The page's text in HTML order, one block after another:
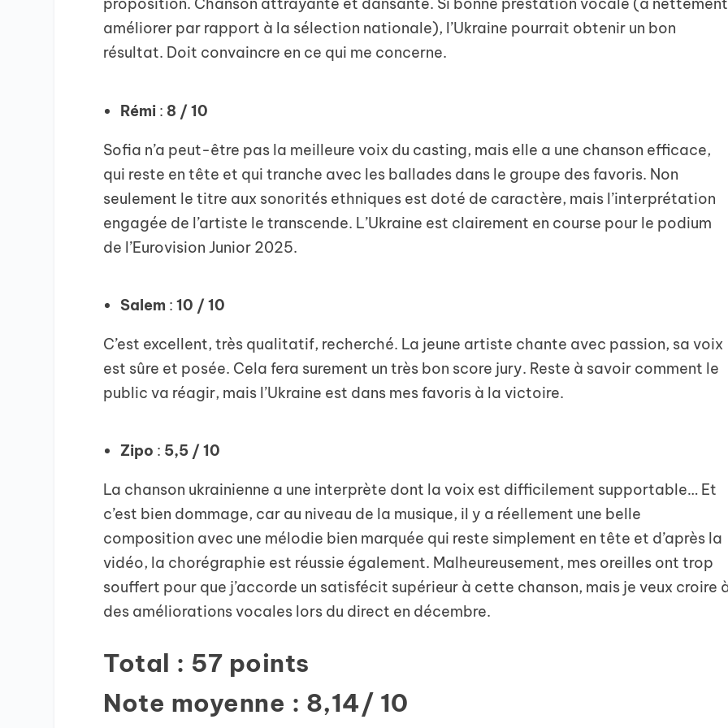
proposition. Chanson attrayante et dansante. Si bonne prestation vocale (à nettement
améliorer par rapport à la sélection nationale), l’Ukraine pourrait obtenir un bon
résultat. Doit convaincre en ce qui me concerne.
Rémi: 8 / 10
Sofia n’a peut-être pas la meilleure voix du casting, mais elle a une chanson efficace,
qui reste en tête et qui tranche avec les ballades dans le groupe des favoris. Non
seulement le titre aux sonorités ethniques est doté de caractère, mais l’interprétation
engagée de l’artiste le transcende. L’Ukraine est clairement en course pour le podium
de l’Eurovision Junior 2025.
Salem : 10 / 10
C’est excellent, très qualitatif, recherché. La jeune artiste chante avec passion, sa voix
est sûre et posée. Cela fera surement un très bon score jury. Reste à savoir comment le
public va réagir, mais l’Ukraine est dans mes favoris à la victoire.
Zipo : 5,5 / 10
La chanson ukrainienne a une interprète dont la voix est difficilement supportable… Et
c’est bien dommage, car au niveau de la musique, il y a réellement une belle
composition avec une mélodie bien marquée qui reste simplement en tête et d’après la
vidéo, la chorégraphie est réussie également. Malheureusement, mes oreilles ont trop
souffert pour que j’accorde un satisfécit supérieur à cette chanson, mais je veux croire
des améliorations vocales lors du direct en décembre.
Total : 57 points
Note moyenne : 8,14/ 10